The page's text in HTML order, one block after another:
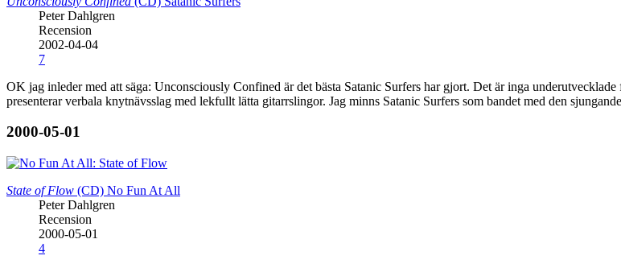
Peter Dahlgren
Recension
2002-04-04
7
OK jag inleder med att säga: Unconsciously Confined är det bästa Satanic Surfers har gjort. Det är inga
presenterar verbala knytnävsslag med lekfullt lätta gitarrslingor. Jag minns Satanic Surfers som bandet med den
2000-05-01
State of Flow (CD) No Fun At All
Peter Dahlgren
Recension
2000-05-01
4